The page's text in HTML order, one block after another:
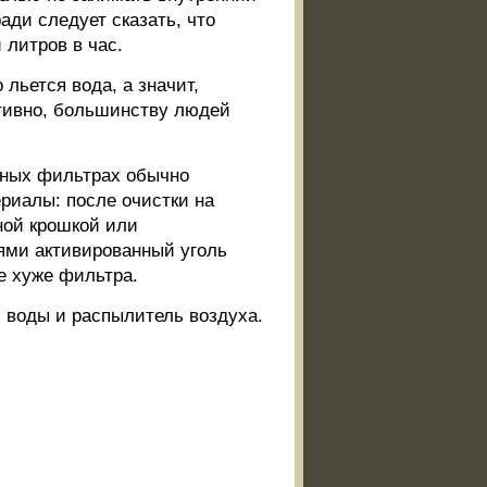
следует сказать, что
в час.
вода, а значит,
большинству людей
фильтрах обычно
после очистки на
крошкой или
активированный уголь
хуже фильтра.
и распылитель воздуха.